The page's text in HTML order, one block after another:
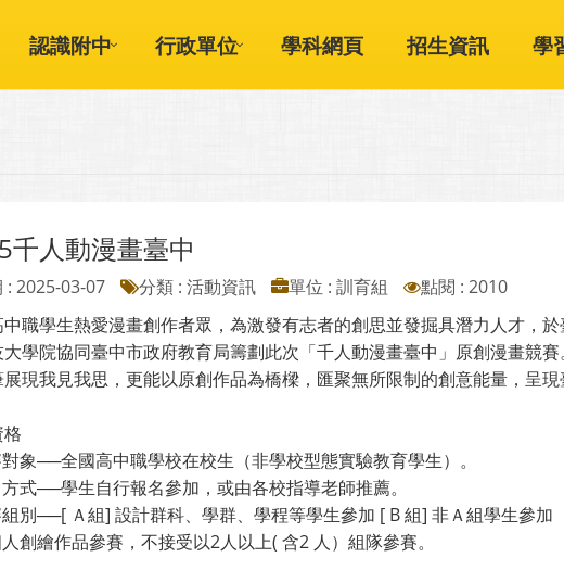
認識附中 行政單位 學科網頁 招生資訊 學
千人動漫畫臺中
: 2025-03-07 分類 : 活動資訊 單位 : 訓育組
點閱 : 2010
中職學生熱愛漫畫創作者眾，為激發有志者的創思並發掘具潛力人才，
學院協同臺中市政府教育局籌劃此次「千人動漫畫臺中」原創漫畫競
現我見我思，更能以原創作品為橋樑，匯聚無所限制的創意能量，呈現
象──全國高中職學校在校生（非學校型態實驗教育學生）。
式──學生自行報名參加，或由各校指導老師推薦。
別──[ Ａ組] 設計群科、學群、學程等學生參加 [ B 組] 非Ａ組學生參加
創繪作品參賽，不接受以2人以上( 含2 人）組隊參賽。